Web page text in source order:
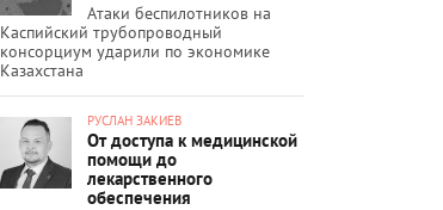
Атаки беспилотников на
Каспийский трубопроводный
консорциум ударили по экономике
Казахстана
РУСЛАН ЗАКИЕВ
От доступа к медицинской
помощи до
лекарственного
обеспечения